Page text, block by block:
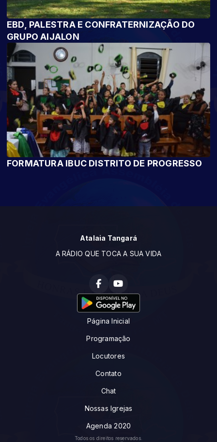
EBD, PALESTRA E CONFRATERNIZAÇÃO DO
GRUPO AIJALON
FORMATURA IBUC DISTRITO DE PROGRESSO
Atalaia Tangará
A RÁDIO QUE TOCA A SUA VIDA
Página Inicial
Programação
Locutores
Contato
Chat
Nossas Igrejas
Agenda 2020
Todos os direitos reservados.